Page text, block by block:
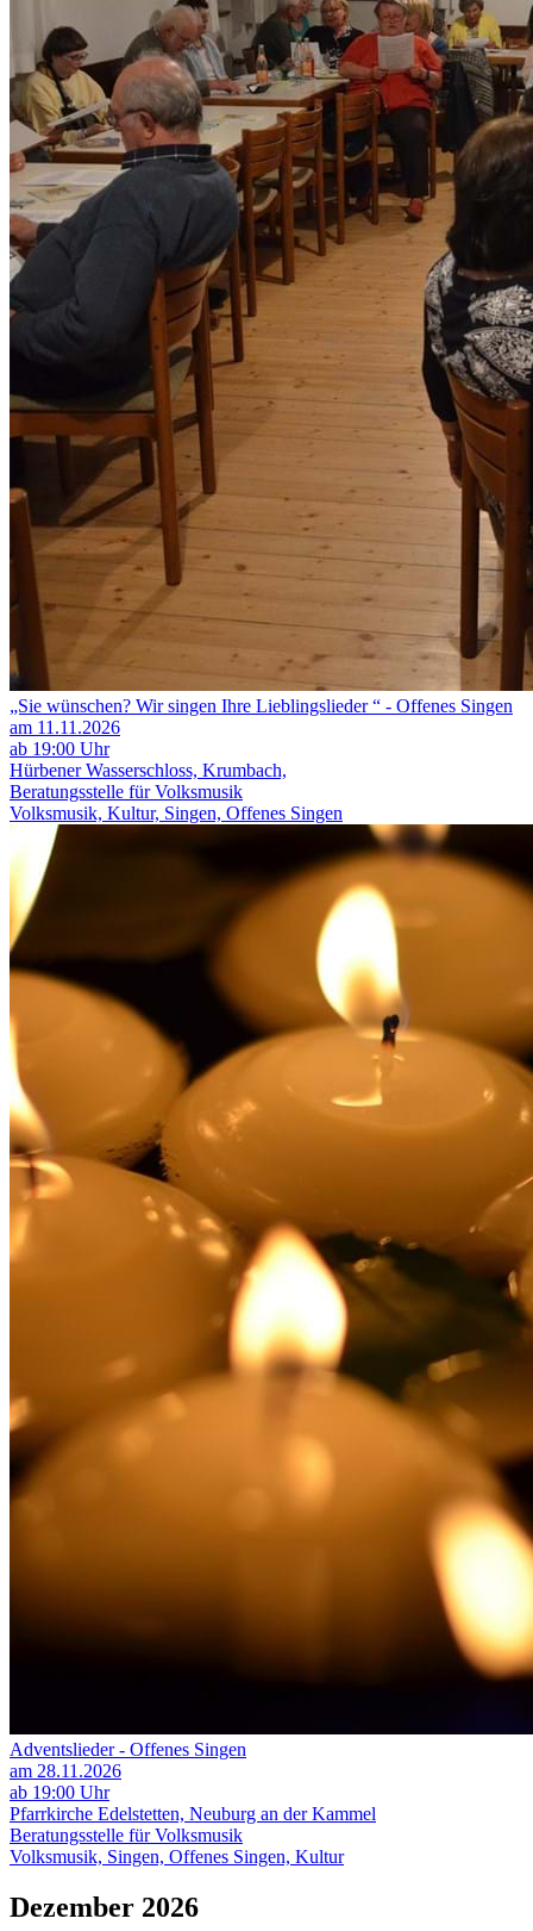
„Sie wünschen? Wir singen Ihre Lieblingslieder “ - Offenes Singen
am 11.11.2026
ab 19:00 Uhr
Hürbener Wasserschloss, Krumbach,
Beratungsstelle für Volksmusik
Volksmusik, Kultur, Singen, Offenes Singen
Adventslieder - Offenes Singen
am 28.11.2026
ab 19:00 Uhr
Pfarrkirche Edelstetten, Neuburg an der Kammel
Beratungsstelle für Volksmusik
Volksmusik, Singen, Offenes Singen, Kultur
Dezember 2026